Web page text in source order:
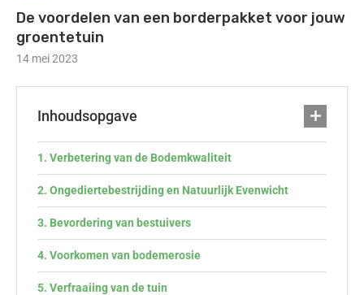
De voordelen van een borderpakket voor jouw
groentetuin
14 mei 2023
Inhoudsopgave
Verbetering van de Bodemkwaliteit
Ongediertebestrijding en Natuurlijk Evenwicht
Bevordering van bestuivers
Voorkomen van bodemerosie
Verfraaiing van de tuin